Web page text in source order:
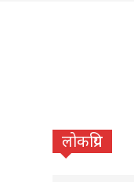
लोकप्रिय